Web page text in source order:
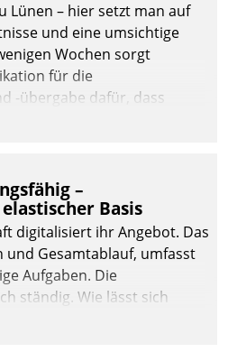
Lünen – hier setzt man auf
und eine umsichtige
Wochen sorgt
für die
-übergabe dafür, dass
und, so es sein muss,
–
Basis
digitalisiert ihr Angebot. Das
Gesamtablauf, umfasst
Aufgaben. Die
ständig. Wie lässt sich
und zugleich Freiraum